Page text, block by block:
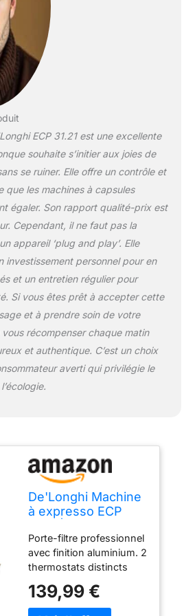
E.S.E pré-
proportionnées. -
Rangement des
accessoires pour les
filtres inclus dans la
livraison. (Pour 1 ou 2
ECP 31.21 est une excellente
souhaite s’initier aux joies de
se ruiner. Elle offre un contrôle et
que les machines à capsules
égaler. Son rapport qualité-prix est
Cependant, il ne faut pas la
appareil ‘plug and play’. Elle
investissement personnel pour en
et un entretien régulier pour
Si vous êtes prêt à accepter cette
et à prendre soin de votre
récompenser chaque matin
et authentique. C’est un choix
averti qui privilégie le
De'Longhi Machine
à expresso ECP
avec finition
aluminium | Buse
de mousse de lait |
1 ou 2 tasses
Espresso |
Convient également
Porte-filtre professionnel
avec finition aluminium. 2
thermostats distincts
température de l'eau et
de la vapeur Fonction
139,99 €